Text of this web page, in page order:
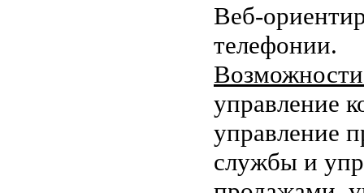
Веб-
телефонии.
управление
управление
службы и